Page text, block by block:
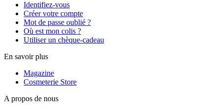
Identifiez-vous
Créer votre compte
Mot de passe oublié ?
Où est mon colis ?
Utiliser un chèque-cadeau
En savoir plus
Magazine
Cosmeterie Store
A propos de nous